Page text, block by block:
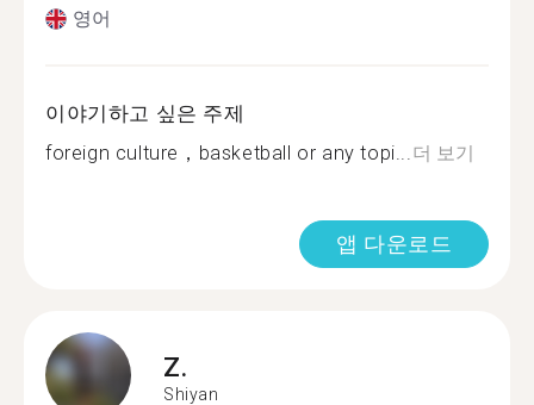
영어
이야기하고 싶은 주제
foreign culture，basketball or any topi...더 보기
앱 다운로드
Z.
Shiyan